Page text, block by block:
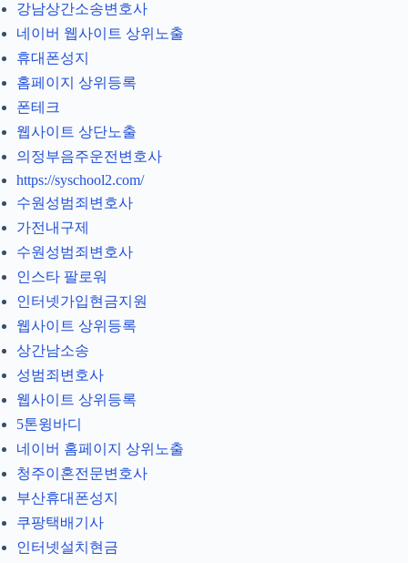
강남상간소송변호사
네이버 웹사이트 상위노출
휴대폰성지
홈페이지 상위등록
폰테크
웹사이트 상단노출
의정부음주운전변호사
https://syschool2.com/
수원성범죄변호사
가전내구제
수원성범죄변호사
인스타 팔로워
인터넷가입현금지원
웹사이트 상위등록
상간남소송
성범죄변호사
웹사이트 상위등록
5톤윙바디
네이버 홈페이지 상위노출
청주이혼전문변호사
부산휴대폰성지
쿠팡택배기사
인터넷설치현금